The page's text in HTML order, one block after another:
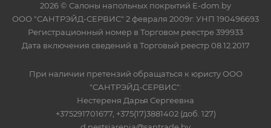
2026 © Салоны напольных покрытий E-dom.by
ООО "САНТРЭЙД-СЕРВИС" 2 февраля 2009г. УНП 190496693
Регистрационный номер в Торговом реестре 399933
Дата включения сведений в Торговый реестр 08.12.2017
При наличии претензий обращаться к юристу ООО
"САНТРЭЙД-СЕРВИС":
Нестереня Дарья Сергеевна
+375291701677, +375(17)3881402 (доб. 127)